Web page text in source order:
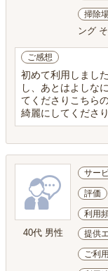
掃除
ング
ご感想
初めて利用しまし
し、あとはよしな
てくださりこちら
綺麗にしてくださり
40代 男性
サー
評価
利用
提供
ご利